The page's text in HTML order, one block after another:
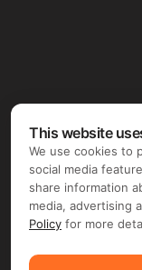
This website
We use cookies to
social media
share information
media, advertising
Policy for more